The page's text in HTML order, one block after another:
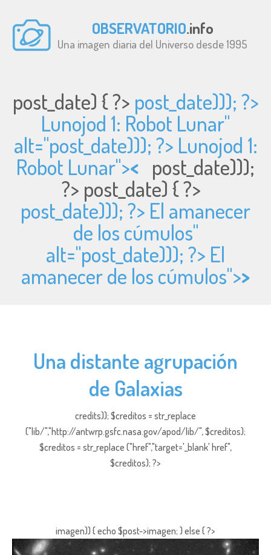
OBSERVATORIO.info
Una imagen diaria del Universo desde 1995
post_date) { ?> post_date))); ?>
Lunojod 1: Robot Lunar"
alt="post_date))); ?> Lunojod 1:
Robot Lunar">< post_date)));
?> post_date) { ?>
post_date))); ?> El amanecer
de los cúmulos"
alt="post_date))); ?> El
amanecer de los cúmulos">>
Una distante agrupación
de Galaxias
credits)); $creditos = str_replace
("lib/","http://antwrp.gsfc.nasa.gov/apod/lib/", $creditos);
$creditos = str_replace ("href","target='_blank' href",
$creditos); ?>
imagen)) { echo $post->imagen; } else { ?>